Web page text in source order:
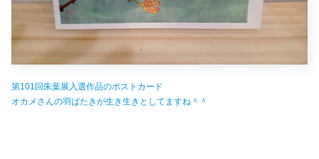
第101回朱葉展入選作品のポストカード
オカメさんの羽ばたきが生き生きとしてますね＾＾